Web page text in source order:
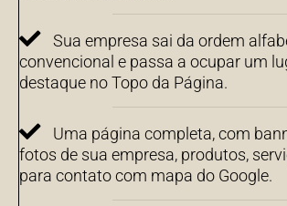
Sua empresa sai da ordem
convencional e passa a ocupar um
destaque no Topo da Página.
Uma página completa, com
fotos de sua empresa, produtos,
para contato com mapa do Google.